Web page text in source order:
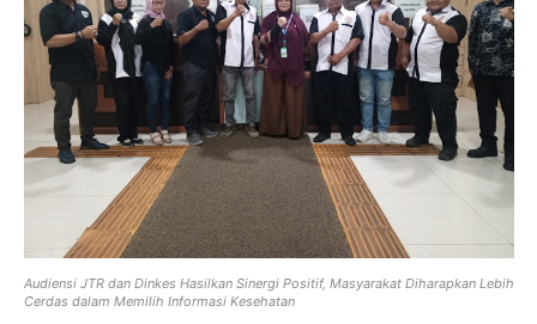
Audiensi JTR dan Dinkes Hasilkan Sinergi Positif, Masyarakat Diharapkan Lebih
Cerdas dalam Memilih Informasi Kesehatan